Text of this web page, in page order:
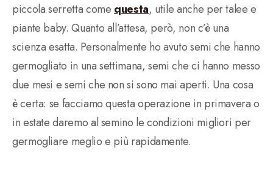
piccola serretta come questa, utile anche per talee e
piante baby. Quanto all’attesa, però, non c’è una
scienza esatta. Personalmente ho avuto semi che hanno
germogliato in una settimana, semi che ci hanno messo
due mesi e semi che non si sono mai aperti. Una cosa
è certa: se facciamo questa operazione in primavera o
in estate daremo al semino le condizioni migliori per
germogliare meglio e più rapidamente.